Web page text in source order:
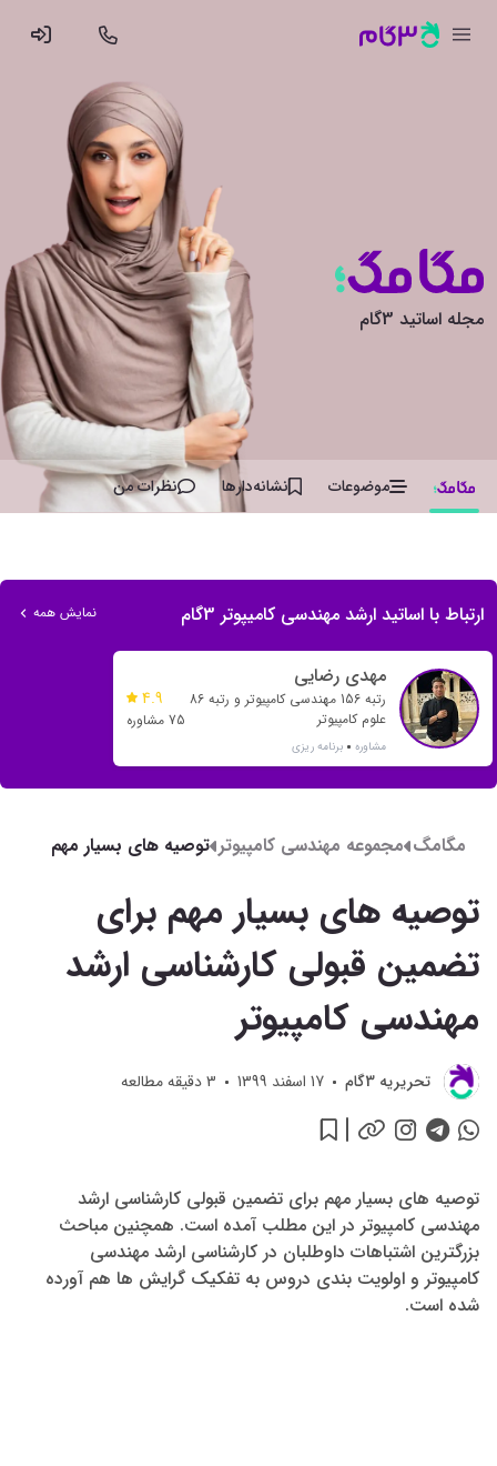
مجله اساتید 3گام
موضوعات نشانه‌دار‌ها نظرات من
ارتباط با اساتید ارشد مهندسی کامیپوتر 3گام نمایش همه
مهدی رضایی
رتبه 156 مهندسی کامپیوتر و رتبه 86
علوم کامپیوتر
مشاوره برنامه ریزی
4.9
75 مشاوره
مگامگ مجموعه مهندسی کامپیوتر توصیه های بسیار مهم
کارشناسی ارشد
مهندسی کامپیوتر
توصیه های بسیار مهم برای
تضمین قبولی کارشناسی ارشد
مهندسی کامپیوتر
تحريريه 3گام 17 اسفند 1399 3دقیقه مطالعه
توصیه های بسیار مهم برای تضمین قبولی کارشناسی ارشد
مهندسی کامپیوتر در این مطلب آمده است. همچنین مباحث
بزرگترین اشتباهات داوطلبان در کارشناسی ارشد مهندسی
کامپیوتر و اولویت بندی دروس به تفکیک گرایش ها هم آورده
شده است.